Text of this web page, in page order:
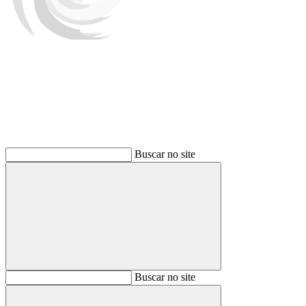
Buscar no site
BuscarBuscar no site